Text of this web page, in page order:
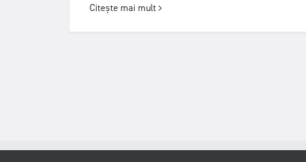
Citește mai mult